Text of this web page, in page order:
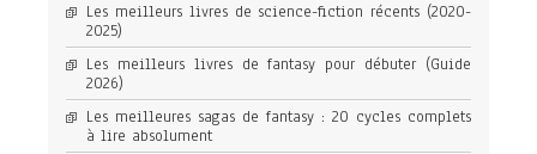
Les meilleurs livres de science-fiction récents (2020-
2025)
Les meilleurs livres de fantasy pour débuter (Guide
2026)
Les meilleures sagas de fantasy : 20 cycles complets
à lire absolument